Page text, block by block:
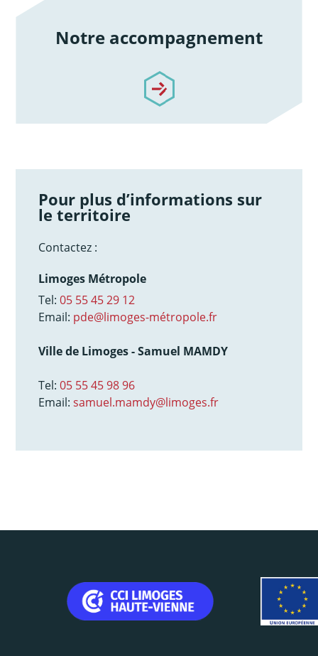
Notre accompagnement
/notre-accompagnement
Pour plus d’informations sur
le territoire
Contactez :
Limoges Métropole
Tel:05 55 45 29 12
Email: pde@limoges-métropole.fr
Ville de Limoges - Samuel MAMDY
Tel:05 55 45 98 96
Email:samuel.mamdy@limoges.fr